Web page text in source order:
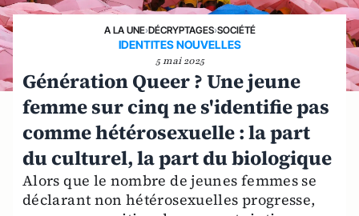
A LA UNE›DÉCRYPTAGES›SOCIÉTÉ
IDENTITES NOUVELLES
5 mai 2025
Génération Queer ? Une jeune
femme sur cinq ne s'identifie pas
comme hétérosexuelle : la part
du culturel, la part du biologique
Alors que le nombre de jeunes femmes se
déclarant non hétérosexuelles progresse,